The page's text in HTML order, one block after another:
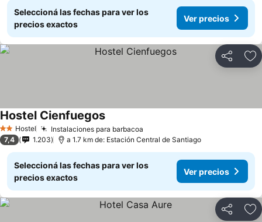
Seleccioná las fechas para ver los
precios exactos
Ver precios
Compartir
2 Estrellas
Hostel Instalaciones para barbacoa
Hostel Cienfuegos
7,4 1.203 a 1.7 km de: Estación Central de Santiago
Seleccioná las fechas para ver los
precios exactos
Ver precios
Compartir